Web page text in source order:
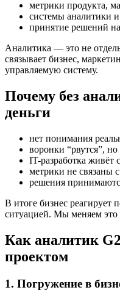
метрики продукта,
системы аналитики
принятие решений
Аналитика — это не
связывает бизнес,
управляемую систему.
Почему без
деньги
нет понимания
воронки “рвутся”,
IT-разработка живёт
метрики не связаны
решения
В итоге бизнес реагирует
ситуацией. Мы меняем это
Как аналитик
проектом
1. Погружение в